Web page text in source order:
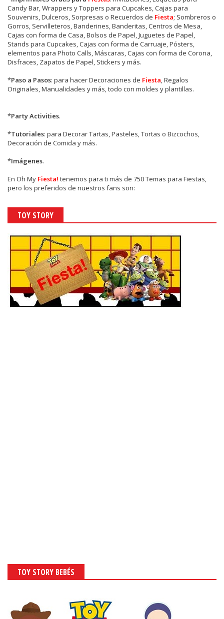
Candy Bar, Wrappers y Toppers para Cupcakes, Cajas para
Souvenirs, Dulceros, Sorpresas o Recuerdos de Fiesta; Sombreros o
Gorros, Servilleteros, Banderines, Banderitas, Centros de Mesa,
Cajas con forma de Casa, Bolsos de Papel, Juguetes de Papel,
Stands para Cupcakes, Cajas con forma de Carruaje, Pósters,
elementos para Photo Calls, Máscaras, Cajas con forma de Corona,
Disfraces, Zapatos de Papel, Stickers y más.
*Paso a Pasos: para hacer Decoraciones de Fiesta, Regalos
Originales, Manualidades y más, todo con moldes y plantillas.
*Party Activities.
*Tutoriales: para Decorar Tartas, Pasteles, Tortas o Bizcochos,
Decoración de Comida y más.
*Imágenes.
En Oh My Fiesta! tenemos para ti más de 750 Temas para Fiestas,
pero los preferidos de nuestros fans son:
TOY STORY
TOY STORY BEBÉS